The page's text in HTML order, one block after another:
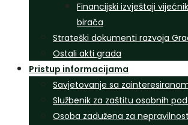
Financijski izvještaji
birača
Strateški dokumenti razvoja
Ostali akti grada
Pristup informacijama
Savjetovanje sa
Službenik za zaštitu osobnih
Osoba zadužena za